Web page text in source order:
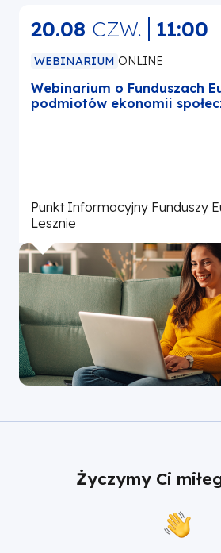
20.08 CZW. 11:00
WEBINARIUM ONLINE
Webinarium o Funduszach
podmiotów ekonomii
Punkt Informacyjny Funduszy
Lesznie
Życzymy Ci